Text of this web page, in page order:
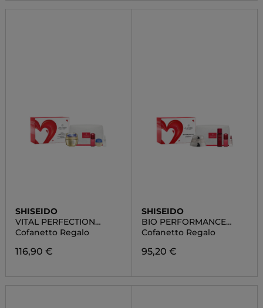
SHISEIDO
VITAL PERFECTION
SUPREME POUCH SET
Cofanetto Regalo
116,90 €
SHISEIDO
BIO PERFORMANCE
POUCH SET
Cofanetto Regalo
95,20 €